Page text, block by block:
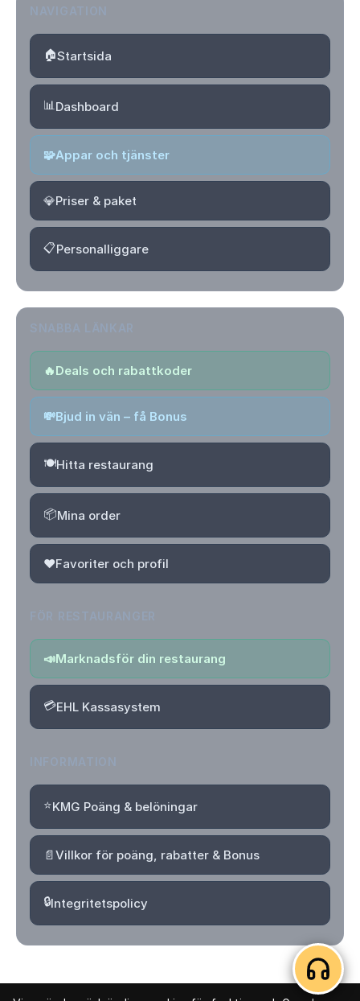
🏠Startsida
📊Dashboard
🧩Appar och tjänster
💎Priser & paket
📋Personalliggare
🔥Deals och rabattkoder
💸Bjud in vän – få Bonus
🍽️Hitta restaurang
📦Mina order
❤️Favoriter och profil
📣Marknadsför din restaurang
💳EHL Kassasystem
⭐KMG Poäng & belöningar
📄Villkor för poäng, rabatter & Bonus
🔒Integritetspolicy